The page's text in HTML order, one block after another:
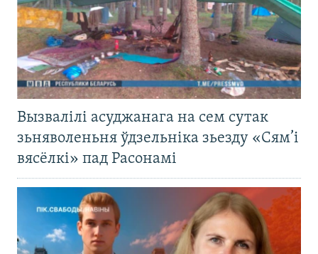
Вызвалілі асуджанага на сем сутак
зьняволеньня ўдзельніка зьезду «Сям’і
вясёлкі» пад Расонамі